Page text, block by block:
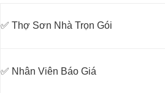
✅ Thợ Sơn Nhà Trọn Gói
✅ Nhân Viên Báo Giá